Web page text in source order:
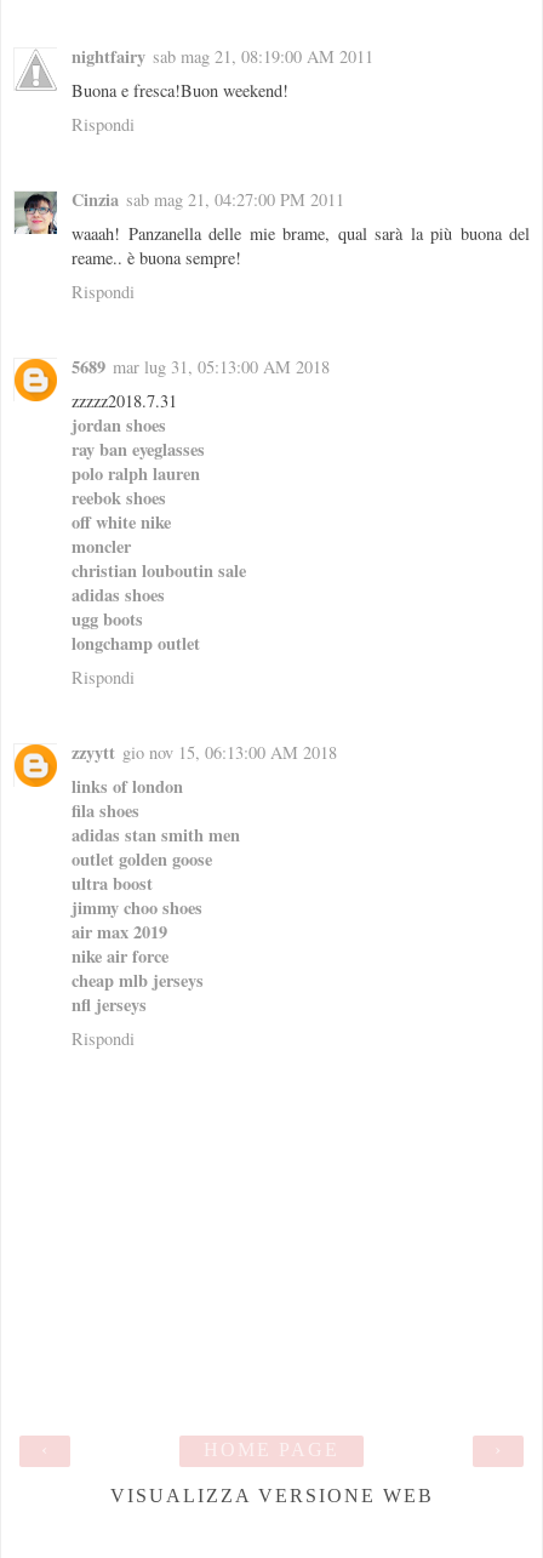
nightfairy sab mag 21, 08:19:00 AM 2011
Buona e fresca!Buon weekend!
Rispondi
Cinzia sab mag 21, 04:27:00 PM 2011
waaah! Panzanella delle mie brame, qual sarà la più buona del
reame.. è buona sempre!
Rispondi
5689 mar lug 31, 05:13:00 AM 2018
zzzzz2018.7.31
jordan shoes
ray ban eyeglasses
polo ralph lauren
reebok shoes
off white nike
moncler
christian louboutin sale
adidas shoes
ugg boots
longchamp outlet
Rispondi
zzyytt gio nov 15, 06:13:00 AM 2018
links of london
fila shoes
adidas stan smith men
outlet golden goose
ultra boost
jimmy choo shoes
air max 2019
nike air force
cheap mlb jerseys
nfl jerseys
Rispondi
›
HOME PAGE
VISUALIZZA VERSIONE WEB